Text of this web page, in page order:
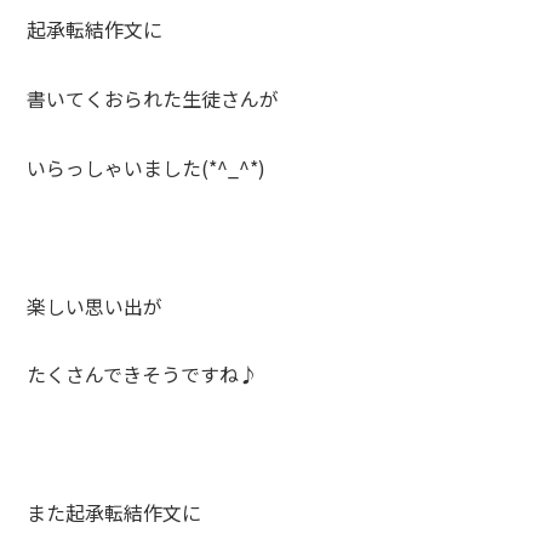
起承転結作文に
書いてくおられた生徒さんが
いらっしゃいました(*^_^*)
楽しい思い出が
たくさんできそうですね♪
また起承転結作文に